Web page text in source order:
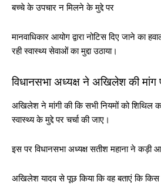
बच्चे के उपचार न मिलने के मुद्दे पर
मानवाधिकार आयोग द्वारा नोटिस दिए जाने का
रही स्वास्थ्य सेवाओं का मुद्दा उठाया।
विधानसभा अध्यक्ष ने अखिलेश की मांग
अखिलेश ने मांगी की कि सभी नियमों को शिथिल
स्वास्थ्य के मुद्दे पर चर्चा की जाए।
इस पर विधानसभा अध्यक्ष सतीश महाना ने कड़ी
अखिलेश यादव से पूछ किया कि वह बताएं कि किस